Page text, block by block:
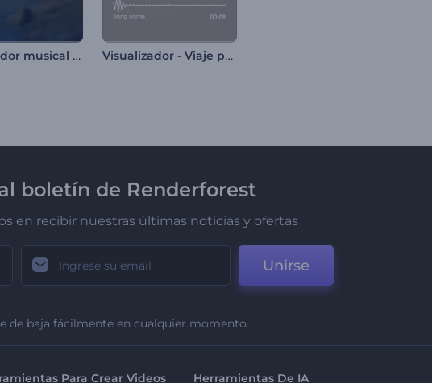
Visualizador musical observatorio cósmico Visualizador - Viaje panorámico
boletín de Renderforest
en recibir nuestras últimas noticias y ofertas
Unirse
de baja fácilmente en cualquier momento.
Para Crear Videos Herramientas De IA